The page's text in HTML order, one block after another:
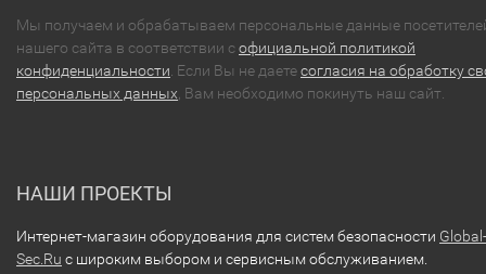
Мы получаем и обрабатываем персональные данные
нашего сайта в соответствии софициальной политикой
конфиденциальности . Если Вы не даетесогласия на обработку
персональных данных , Вам необходимо покинуть наш сайт.
НАШИ ПРОЕКТЫ
Интернет-магазин оборудования для систем безопасности Global-
Sec.Ru с широким выбором и сервисным обслуживанием.